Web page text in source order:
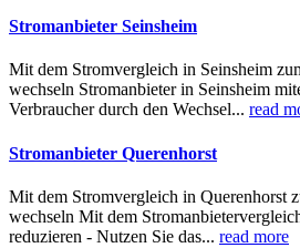
Stromanbieter Seinsheim
Mit dem Stromvergleich in Seinsheim
wechseln Stromanbieter in Seinsheim
Verbraucher durch den Wechsel... read
Stromanbieter Querenhorst
Mit dem Stromvergleich in Querenhorst
wechseln Mit dem
reduzieren - Nutzen Sie das... read more